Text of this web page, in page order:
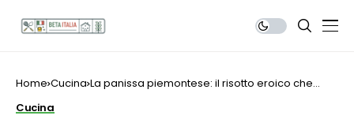
Home Cucina La panissa piemontese: il risotto eroico che
Cucina